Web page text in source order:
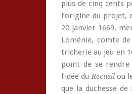
plus de cinq cents
l’origine du projet,
20 janvier 1669,
Loménie, comte
tricherie au jeu en
point de se
l’idée duRecueilou
que la duchesse